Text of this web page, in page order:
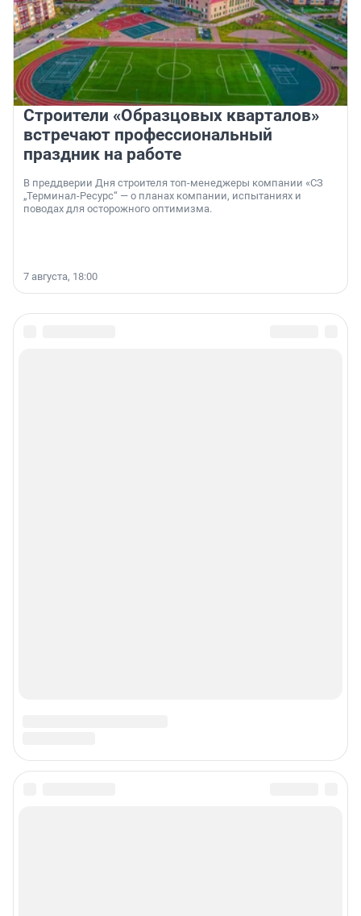
Строители «Образцовых кварталов»
встречают профессиональный
праздник на работе
В преддверии Дня строителя топ-менеджеры компании «СЗ
„Терминал-Ресурс“ — о планах компании, испытаниях и
поводах для осторожного оптимизма.
7 августа, 18:00